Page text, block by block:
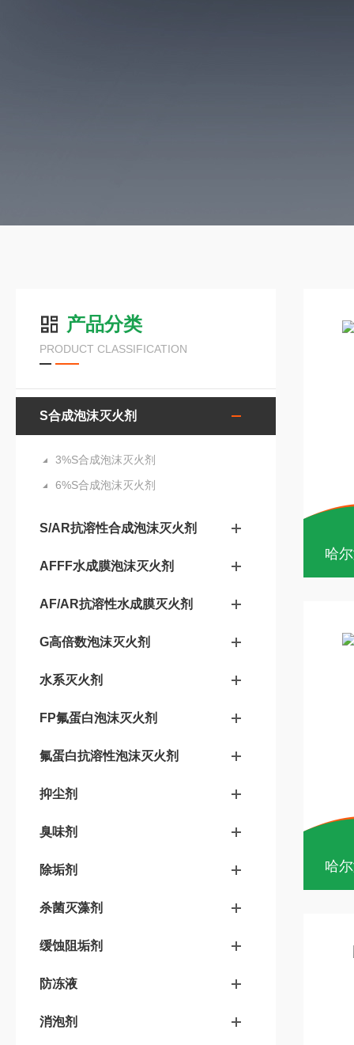
产品分类
PRODUCT CLASSIFICATION
S合成泡沫灭火剂
3%S合成泡沫灭火剂
6%S合成泡沫灭火剂
S/AR抗溶性合成泡沫灭火剂
AFFF水成膜泡沫灭火剂
AF/AR抗溶性水成膜灭火剂
G高倍数泡沫灭火剂
水系灭火剂
FP氟蛋白泡沫灭火剂
氟蛋白抗溶性泡沫灭火剂
抑尘剂
臭味剂
除垢剂
杀菌灭藻剂
缓蚀阻垢剂
防冻液
消泡剂
哈
哈